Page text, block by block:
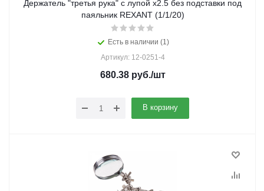
Держатель "третья рука" с лупой х2.5 без подставки под
паяльник REXANT (1/1/20)
Есть в наличии (1)
Артикул: 12-0251-4
680.38руб./шт
В корзину